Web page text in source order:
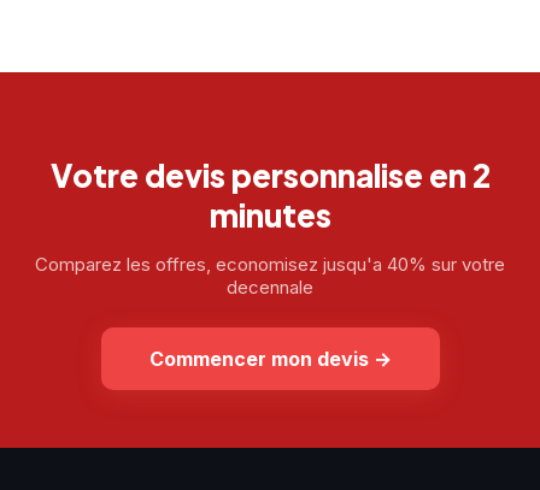
Votre devis personnalise en 2
minutes
Comparez les offres, economisez jusqu'a 40% sur votre
decennale
Commencer mon devis→